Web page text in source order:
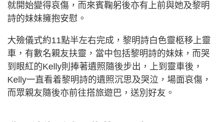
就開始變得哀傷，而來賓鞠躬後亦有上前與她及黎明
詩的妹妹擁抱安慰。
大殮儀式約11點半左右完成，黎明詩白色靈柩移上靈
車，有數名親友扶靈，當中包括黎明詩的妹妹，而哭
到眼紅的Kelly則捧著遺照隨後步出，上到靈車後，
Kelly一直看着黎明詩的遺照沉思及哭泣，場面哀傷，
而眾親友隨後亦前往搭旅遊巴，送別好友。